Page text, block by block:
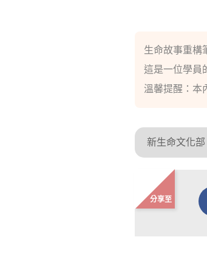
生命故事重構
這是一位學員
溫馨提醒：本
新生命文化部
分享至